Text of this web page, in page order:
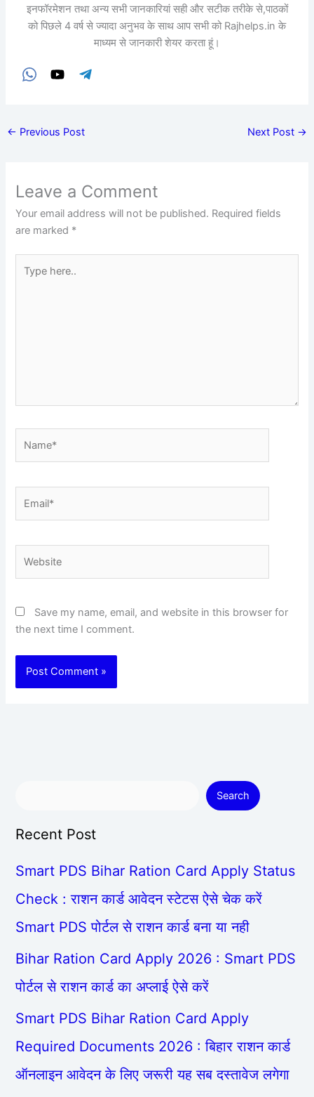
इनफॉरमेशन तथा अन्य सभी जानकारियां सही और सटीक तरीके से,पाठकों
को पिछले 4 वर्ष से ज्यादा अनुभव के साथ आप सभी को Rajhelps.in के
माध्यम से जानकारी शेयर करता हूं।
← Previous Post Next Post →
Leave a Comment
Your email address will not be published. Required fields
are marked *
here..
Save my name, email, and website in this browser for
the next time I comment.
Search
Recent Post
Smart PDS Bihar Ration Card Apply Status
Check : राशन कार्ड आवेदन स्टेटस ऐसे चेक करें
Smart PDS पोर्टल से राशन कार्ड बना या नही
Bihar Ration Card Apply 2026 : Smart PDS
पोर्टल से राशन कार्ड का अप्लाई ऐसे करें
Smart PDS Bihar Ration Card Apply
Required Documents 2026 : बिहार राशन कार्ड
ऑनलाइन आवेदन के लिए जरूरी यह सब दस्तावेज लगेगा